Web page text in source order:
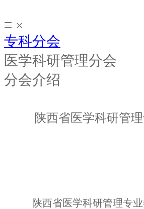
专科分会
医学科研管理分会
分会介绍
陕西省医学科研管
陕西省医学科研管理专